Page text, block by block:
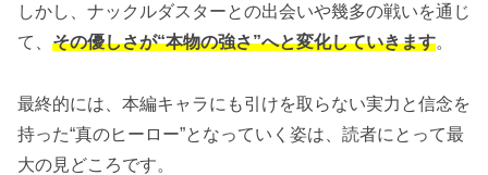
しかし、ナックルダスターとの出会いや幾多の戦いを通じ
て、 その優しさが“本物の強さ”へと変化していきます。
最終的には、本編キャラにも引けを取らない実力と信念を
持った“真のヒーロー”となっていく姿は、読者にとって最
大の見どころです。